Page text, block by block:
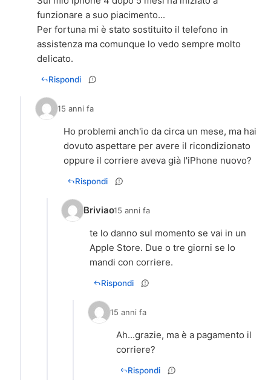
funzionare a suo piacimento...
Per fortuna mi è stato sostituito il telefono in
assistenza ma comunque lo vedo sempre molto
delicato.
Rispondi
15 anni fa
Ho problemi anch'io da circa un mese, ma hai
dovuto aspettare per avere il ricondizionato
oppure il corriere aveva già l'iPhone nuovo?
Rispondi
Briviao15 anni fa
te lo danno sul momento se vai in un
Apple Store. Due o tre giorni se lo
mandi con corriere.
Rispondi
15 anni fa
Ah...grazie, ma è a pagamento il
corriere?
Rispondi